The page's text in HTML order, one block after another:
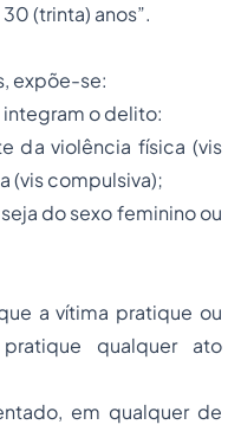
(trinta) anos”.
expõe-se:
integram o delito:
da violência física (vis
(vis compulsiva);
do sexo feminino ou
a vítima pratique ou
qualquer ato
em qualquer de